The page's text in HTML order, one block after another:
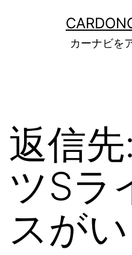
カーナビを
返信
ツSラ
スが